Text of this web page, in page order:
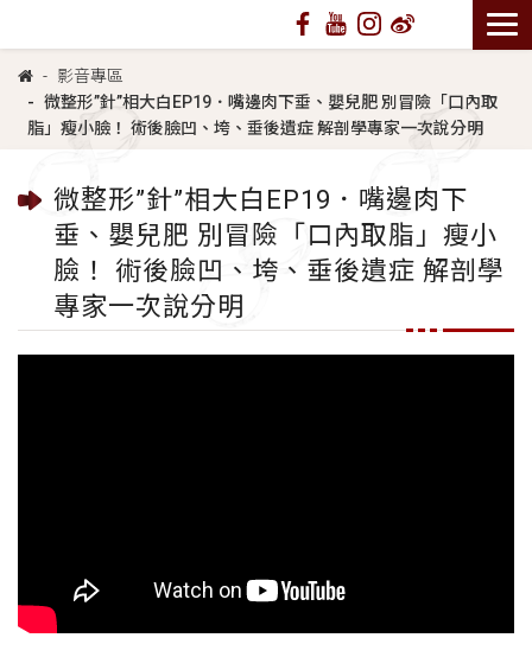
影音專區
微整形”針”相大白EP19．嘴邊肉下垂、嬰兒肥 別冒險「口內取
脂」瘦小臉！ 術後臉凹、垮、垂後遺症 解剖學專家一次說分明
微整形”針”相大白EP19．嘴邊肉下
垂、嬰兒肥 別冒險「口內取脂」瘦小
臉！ 術後臉凹、垮、垂後遺症 解剖學
專家一次說分明